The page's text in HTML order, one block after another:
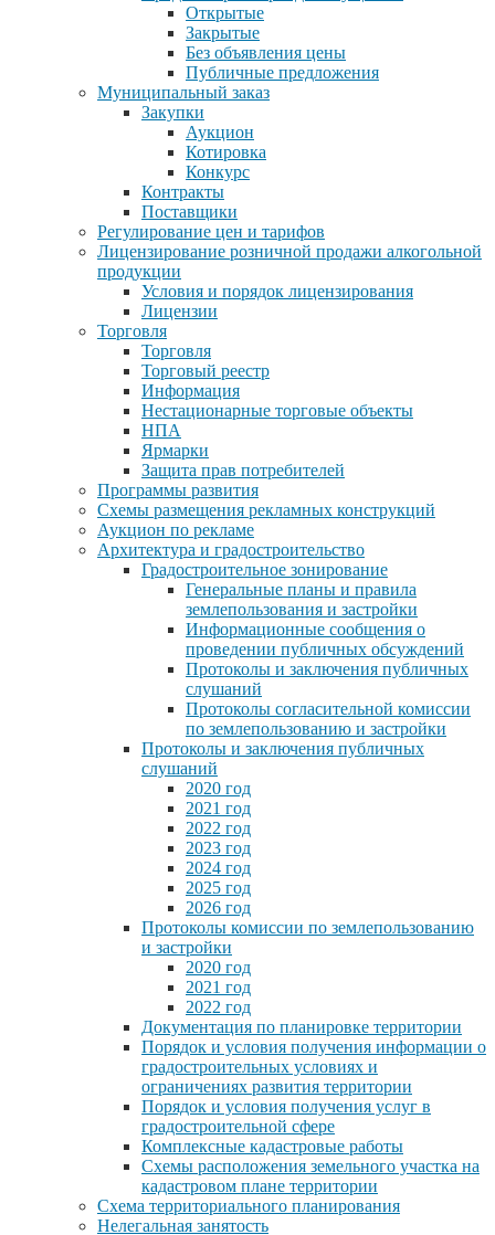
Открытые
Закрытые
Без объявления цены
Публичные предложения
Муниципальный заказ
Закупки
Аукцион
Котировка
Конкурс
Контракты
Поставщики
Регулирование цен и тарифов
Лицензирование розничной продажи алкогольной
продукции
Условия и порядок лицензирования
Лицензии
Торговля
Торговля
Торговый реестр
Информация
Нестационарные торговые объекты
НПА
Ярмарки
Защита прав потребителей
Программы развития
Схемы размещения рекламных конструкций
Аукцион по рекламе
Архитектура и градостроительство
Градостроительное зонирование
Генеральные планы и правила
землепользования и застройки
Информационные сообщения о
проведении публичных обсуждений
Протоколы и заключения публичных
слушаний
Протоколы согласительной комиссии
по землепользованию и застройки
Протоколы и заключения публичных
слушаний
2020 год
2021 год
2022 год
2023 год
2024 год
2025 год
2026 год
Протоколы комиссии по землепользованию
и застройки
2020 год
2021 год
2022 год
Документация по планировке территории
Порядок и условия получения информации о
градостроительных условиях и
ограничениях развития территории
Порядок и условия получения услуг в
градостроительной сфере
Комплексные кадастровые работы
Схемы расположения земельного участка на
кадастровом плане территории
Схема территориального планирования
Нелегальная занятость